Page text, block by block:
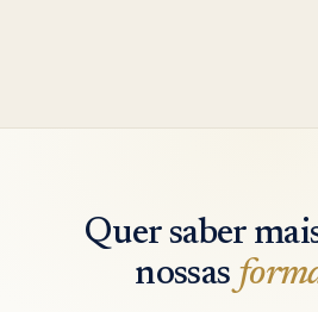
Quer saber
nossas